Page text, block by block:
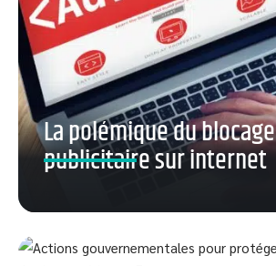
La polémique du blocage
publicitaire sur internet